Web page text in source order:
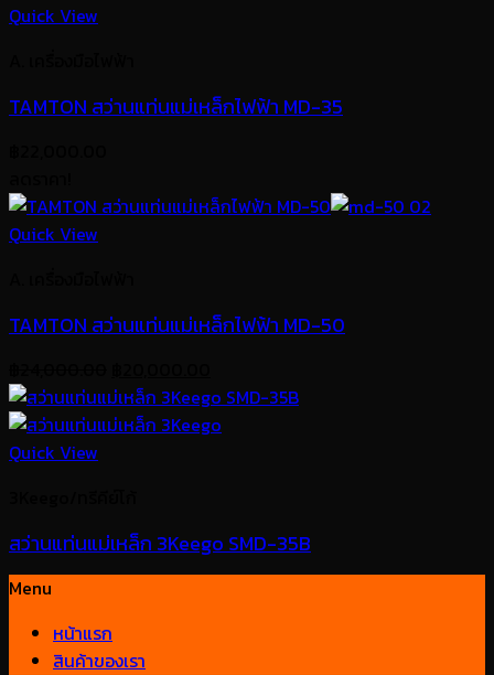
Quick View
TAMTON สว่านแท่นแม่เหล็กไฟฟ้า MD-35
Quick View
TAMTON สว่านแท่นแม่เหล็กไฟฟ้า MD-50
price
was:
price
is:
Quick View
สว่านแท่นแม่เหล็ก 3Keego SMD-35B
Menu
หน้าแรก
สินค้าของเรา